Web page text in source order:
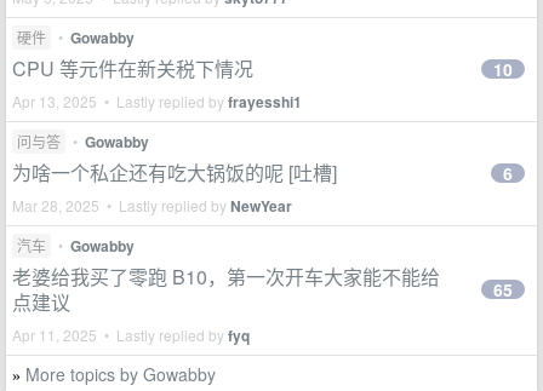
硬件 • Gowabby
CPU 等元件在新关税下情况
Apr 13, 2025 • Lastly replied byfrayesshi1
10
问与答 • Gowabby
为啥一个私企还有吃大锅饭的呢 [吐槽]
Mar 28, 2025 • Lastly replied byNewYear
6
汽车 • Gowabby
老婆给我买了零跑 B10，第一次开车大家能不能给
点建议
Apr 11, 2025 • Lastly replied byfyq
65
» More topics by Gowabby